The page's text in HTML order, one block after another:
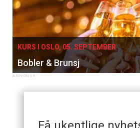
Få ukentlige
KURS I OSLO, 05. SEPTEMBER
Bobler & Brunsj